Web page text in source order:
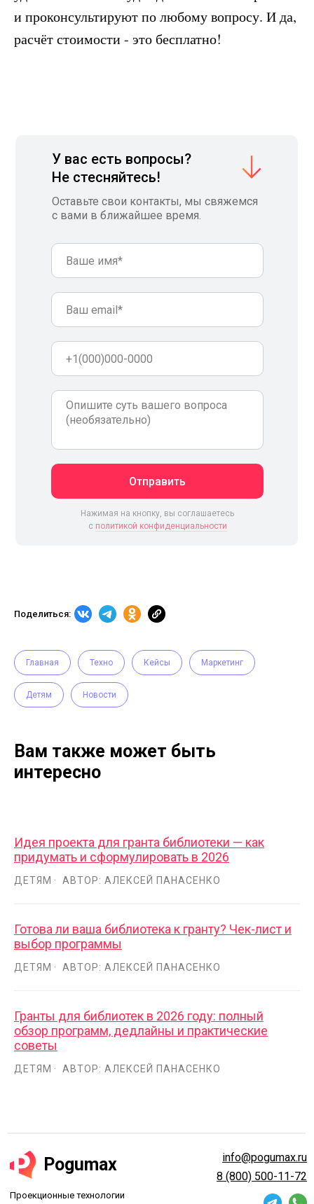
и проконсультируют по любому вопросу. И да,
расчёт стоимости - это бесплатно!
У вас есть вопросы?
Не стесняйтесь!
Оставьте свои контакты, мы свяжемся
с вами в ближайшее время.
Отправить
Нажимая на кнопку, вы соглашаетесь
c политикой конфиденциальности
Поделиться:
Главная Техно Кейсы Маркетинг
Детям Новости
Вам также может быть
интересно
Идея проекта для гранта библиотеки — как
придумать и сформулировать в 2026
ДЕТЯМ АВТОР: АЛЕКСЕЙ ПАНАСЕНКО
Готова ли ваша библиотека к гранту? Чек-лист и
выбор программы
ДЕТЯМ АВТОР: АЛЕКСЕЙ ПАНАСЕНКО
Гранты для библиотек в 2026 году: полный
обзор программ, дедлайны и практические
советы
ДЕТЯМ АВТОР: АЛЕКСЕЙ ПАНАСЕНКО
8 (800) 500-11-72
info@pogumax.ru
Pogumax
Проекционные технологии